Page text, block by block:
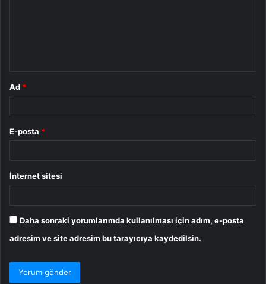
Ad *
E-posta *
İnternet sitesi
Daha sonraki yorumlarımda kullanılması için adım, e-posta
adresim ve site adresim bu tarayıcıya kaydedilsin.